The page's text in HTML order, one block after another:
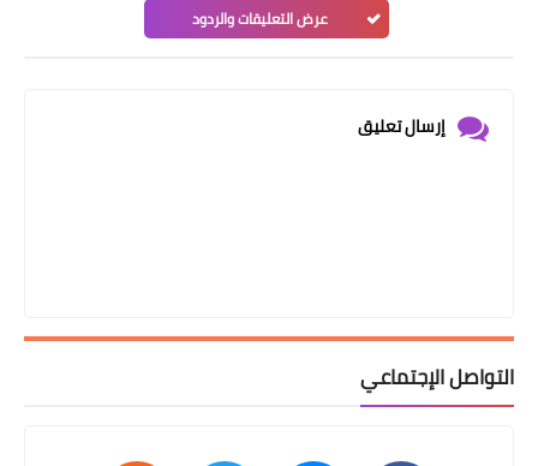
عرض التعليقات والردود
إرسال تعليق
التواصل الإجتماعي